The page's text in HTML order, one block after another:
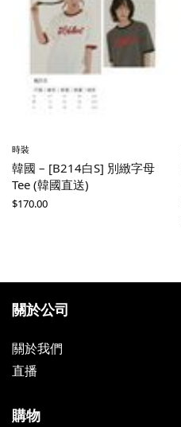
時裝
韓國 – [B214白S] 別緻字母
Tee (韓國直送)
$170.00
關於公司
關於我們
直播
購物